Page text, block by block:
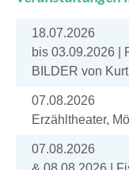
18.07.2026
bis 03.09.2026 |
BILDER von
07.08.2026
Erzähltheater,
07.08.2026